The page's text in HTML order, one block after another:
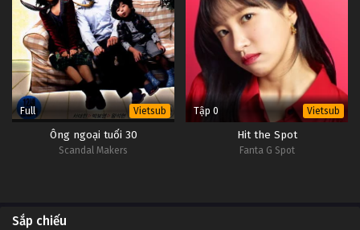
Full Vietsub
Ông ngoại tuổi 30
Scandal Makers
Tập 0 Vietsub
Hit the Spot
Fanta G Spot
Sắp chiếu